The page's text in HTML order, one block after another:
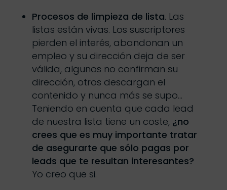
Procesos de limpieza de lista. Las
listas están vivas. Los suscriptores
pierden el interés, abandonan un
empleo y su dirección deja de ser
válida, algunos no confirman su
dirección, otros descargan el
contenido y nunca más se supo…
Teniendo en cuenta que cada lead
de nuestra lista tiene un coste, ¿no
crees que es muy importante tratar
de asegurarte que sólo pagas por
leads que te resultan interesantes?
Yo creo que si.